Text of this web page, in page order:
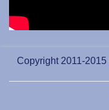
Copyright 2011-2015